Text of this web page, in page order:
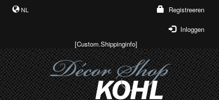
NL Registreeren
Inloggen
[Custom.Shippinginfo]